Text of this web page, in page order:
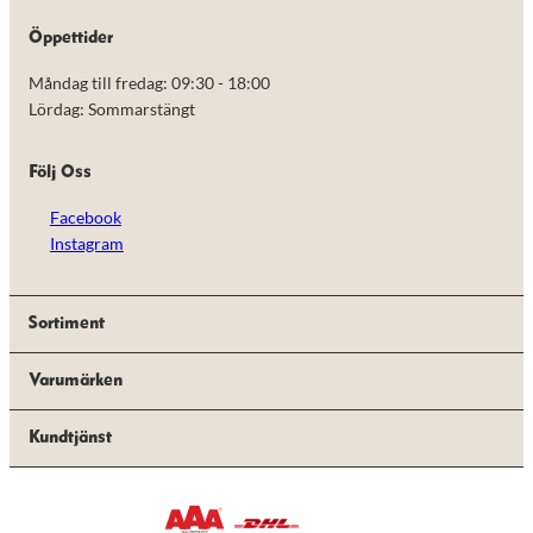
Öppettider
Måndag till fredag: 09:30 - 18:00
Lördag: Sommarstängt
Följ Oss
Facebook
Instagram
Sortiment
Varumärken
Kundtjänst
kakorna
kommer viss
att försvinna
från
Marknadsföring
Genom att dela
med dig av dina
beteende när du
chansen att få se
personligt
anpassat innehåll